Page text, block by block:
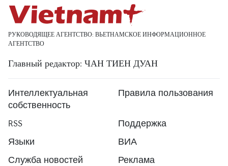
РУКОВОДЯЩЕЕ АГЕНТСТВО: ВЬЕТНАМСКОЕ ИНФОРМАЦИОННОЕ
АГЕНТСТВО
Главный редактор: ЧАН ТИЕН ДУАН
Интеллектуальная
собственность
Правила пользования
RSS
Поддержка
Языки
ВИА
Служба новостей
Реклама